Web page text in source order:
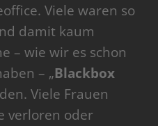
Viele waren so
damit kaum
– wie wir es schon
– „Blackbox
Viele Frauen
verloren oder